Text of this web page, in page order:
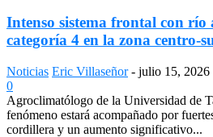
Intenso sistema frontal con río
categoría 4 en la zona centro-
Noticias Eric Villaseñor - julio 15, 2026
0
Agroclimatólogo de la Universidad de
fenómeno estará acompañado por
cordillera y un aumento significativo...